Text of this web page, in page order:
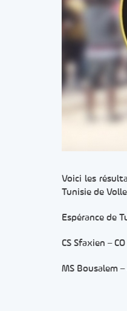
Voici les
Tunisie de
Espérance de
CS Sfaxien –
MS Bousalem